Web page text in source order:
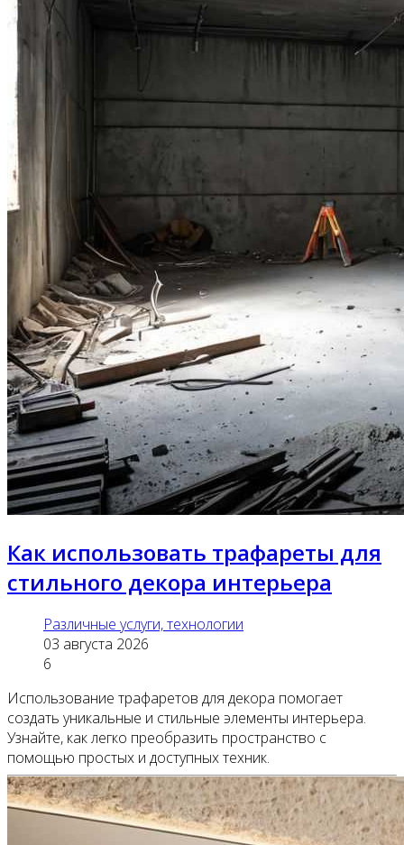
Как использовать трафареты для
стильного декора интерьера
Различные услуги, технологии
03 августа 2026
6
Использование трафаретов для декора помогает
создать уникальные и стильные элементы интерьера.
Узнайте, как легко преобразить пространство с
помощью простых и доступных техник.